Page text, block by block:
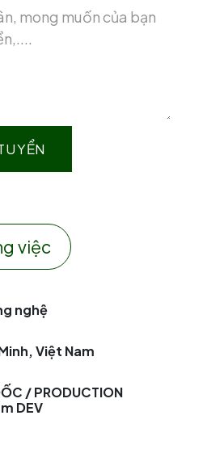
việc
nghệ
,Việt Nam
/ PRODUCTION
DEV